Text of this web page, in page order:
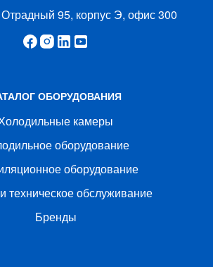
Отрадный 95, корпус Э, офис 300
ОБОРУДОВАНИЯ
камеры
оборудование
оборудование
техническое обслуживание
Бренды